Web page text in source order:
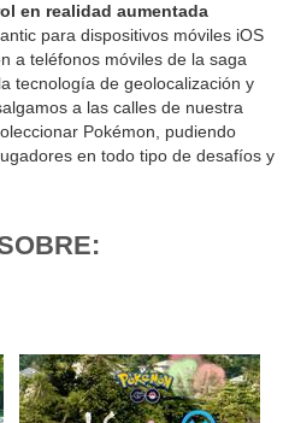
en realidad aumentada
para dispositivos móviles iOS
a teléfonos móviles de la saga
tecnología de geolocalización y
a las calles de nuestra
Pokémon, pudiendo
en todo tipo de desafíos y